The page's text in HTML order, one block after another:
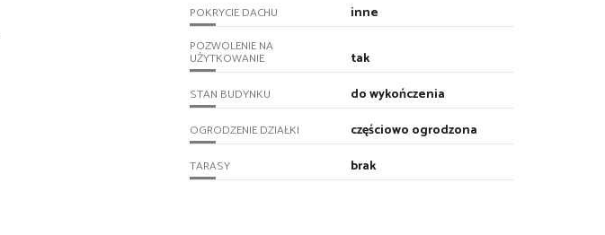
POKRYCIE DACHU inne
POZWOLENIE NA
UŻYTKOWANIE tak
STAN BUDYNKU do wykończenia
OGRODZENIE DZIAŁKI częściowo ogrodzona
TARASY brak